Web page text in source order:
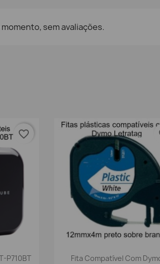
momento, sem avaliações.
P710BT
favorite_border
Vista rápida
Fita Compatível Com